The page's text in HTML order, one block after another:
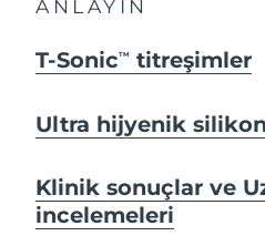
ANLAYIN
T-SonicTM titreşimler
Ultra hijyenik silikon
Klinik sonuçlar ve
incelemeleri